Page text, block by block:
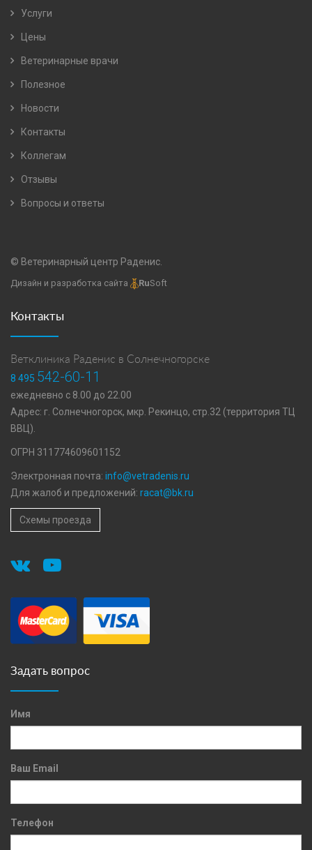
Услуги
Цены
Ветеринарные врачи
Полезное
Новости
Контакты
Коллегам
Отзывы
Вопросы и ответы
© Ветеринарный центр Раденис.
Дизайн и разработка сайта RuSoft
Контакты
Ветклиника Раденис в Солнечногорске
8 495 542-60-11
ежедневно с 8.00 до 22.00
Адрес: г. Солнечногорск, мкр. Рекинцо, стр.32 (территория ТЦ
ВВЦ).
ОГРН 311774609601152
Электронная почта: info@vetradenis.ru
Для жалоб и предложений: racat@bk.ru
Схемы проезда
Задать вопрос
Имя
Ваш Email
Телефон